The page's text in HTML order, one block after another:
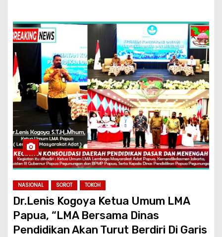
NASIONAL SOROT TOKOH
Dr.Lenis Kogoya Ketua Umum LMA
Papua, “LMA Bersama Dinas
Pendidikan Akan Turut Berdiri Di Garis